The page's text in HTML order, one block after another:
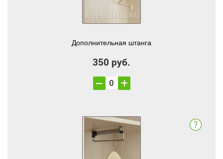
Дополнительная штанга
350 руб.